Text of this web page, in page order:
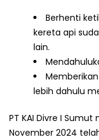
Berhenti
kereta api
lain.
lebih dahulu
PT KAI Divre I
November 2024